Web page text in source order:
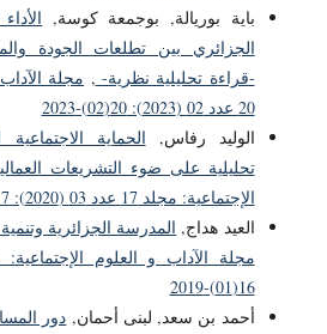
باية بوريالة, بوجمعة كوسة,
الجزائري بين تطلعات الجودة
-قراءة تحليلية نظرية- , مجلة
20 عدد 02 (2023): 20(02)-2023
الوليد رفاس, الحماية
تحليلية على ضوء التشريعات
الإجتماعية: مجلد 17 عدد 03 (2020): 17(03)-2020
العيد هداج, المدرسة الجزائرية
16(01)-2019
أحمد بن سعد, لبنى أحمان, دور